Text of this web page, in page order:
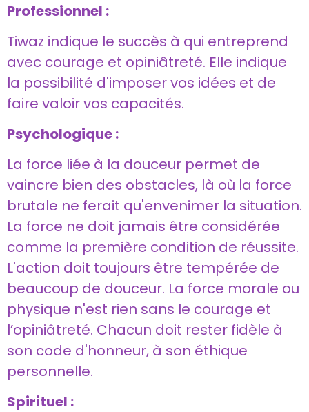
Professionnel :
Tiwaz indique le succès à qui entreprend
avec courage et opiniâtreté. Elle indique
la possibilité d'imposer vos idées et de
faire valoir vos capacités.
Psychologique :
La force liée à la douceur permet de
vaincre bien des obstacles, là où la force
brutale ne ferait qu'envenimer la situation.
La force ne doit jamais être considérée
comme la première condition de réussite.
L'action doit toujours être tempérée de
beaucoup de douceur. La force morale ou
physique n'est rien sans le courage et
l’opiniâtreté. Chacun doit rester fidèle à
son code d'honneur, à son éthique
personnelle.
Spirituel :